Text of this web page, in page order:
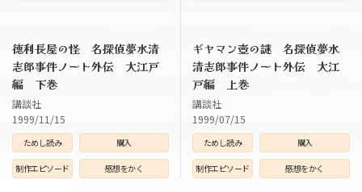
徳利長屋の怪 名探偵夢水清
志郎事件ノート外伝 大江戸
編 下巻
講談社
1999/11/15
ためし読み 購入
制作エピソード 感想をかく
ギヤマン壺の謎 名探偵夢水
清志郎事件ノート外伝 大江
戸編 上巻
講談社
1999/07/15
ためし読み 購入
制作エピソード 感想をかく